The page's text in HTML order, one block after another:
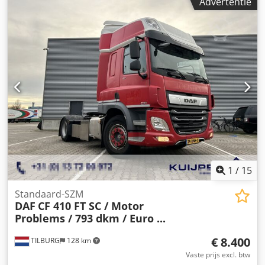
1 / 15
TILBURG 128 km
Standaard-SZM
DAF CF 410 FT SC / Motor
Problems / 793 dkm / Euro ...
€ 8.400
Vaste prijs excl. btw